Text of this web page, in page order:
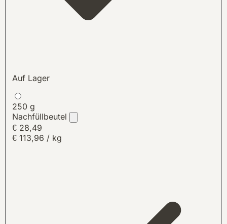
Auf Lager
250 g
Nachfüllbeutel
€ 28,49
€ 113,96 / kg